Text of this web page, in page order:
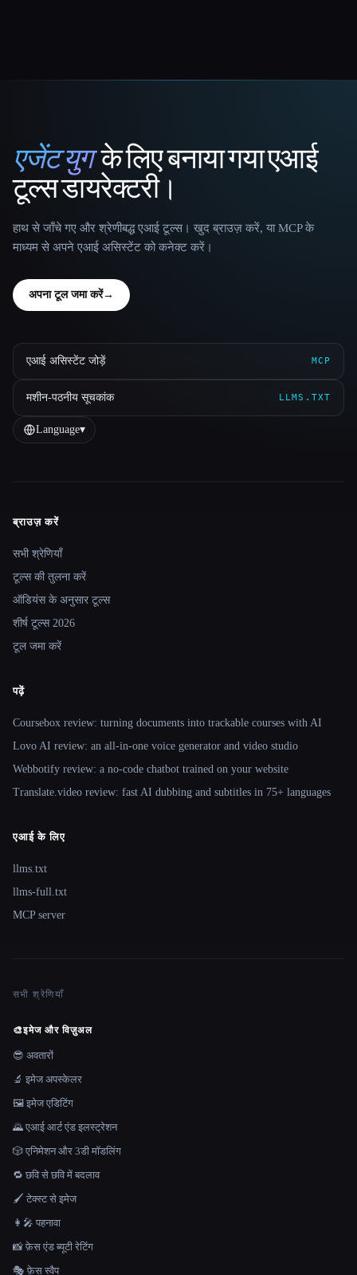
That AI Collection
एजेंट युगके लिए बनाया गया एआई
टूल्स डायरेक्टरी।
हाथ से जाँचे गए और श्रेणीबद्ध एआई टूल्स। खुद ब्राउज़ करें, या MCP के
माध्यम से अपने एआई असिस्टेंट को कनेक्ट करें।
अपना टूल जमा करें→
एआई असिस्टेंट जोड़ें MCP
मशीन-पठनीय सूचकांक LLMS.TXT
Language▾
Site navigation
ब्राउज़ करें
सभी श्रेणियाँ
टूल्स की तुलना करें
ऑडियंस के अनुसार टूल्स
शीर्ष टूल्स 2026
टूल जमा करें
पढ़ें
Coursebox review: turning documents into trackable courses with AI
Lovo AI review: an all-in-one voice generator and video studio
Webbotify review: a no-code chatbot trained on your website
Translate.video review: fast AI dubbing and subtitles in 75+ languages
एआई के लिए
llms.txt
llms-full.txt
MCP server
सभी श्रेणियाँ
🎨इमेज और विज़ुअल
😎 अवतारों
🔬 इमेज अपस्केलर
🖼️ इमेज एडिटिंग
🌄 एआई आर्ट एंड इलस्ट्रेशन
🎲 एनिमेशन और 3डी मॉडलिंग
🔁 छवि से छवि में बदलाव
🖌️ टेक्स्ट से इमेज
👩‍🎤 पहनावा
📸 फ़ेस एंड ब्यूटी रेटिंग
🎭 फ़ेस स्वैप